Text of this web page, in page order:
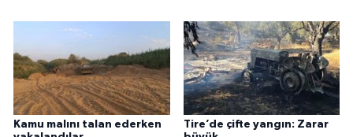
Kamu malını talan ederken
Tire’de çifte yangın: Zarar